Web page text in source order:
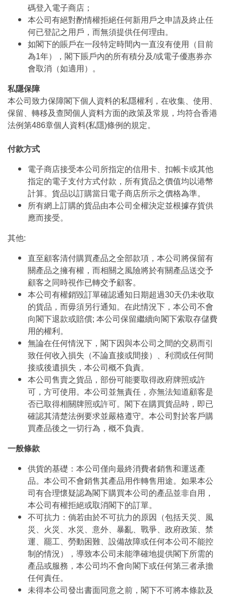
碼登入電子商店；
本公司有絕對酌情權拒絕任何新用戶之申請及終止任
何已登記之用戶，而無須提供任何理由。
如閣下的賬戶在一段特定時間內一直沒有使用（目前
為1年），閣下賬戶內的所有積分及/或電子優惠券亦
會取消（如適用）。
私隱保障
本公司致力保障閣下個人資料的私隱權利，在收集、使用、
保留、轉移及查閱個人資料方面的政策及常規，均符合香港
法例第486章個人資料(私隱)條例的規定。
付款方式
電子商店接受本公司所指定的信用卡、扣帳卡或其他
指定的電子支付方式付款，所有貨品之價值均以港幣
計算。貨品以訂購當日電子商店所示之價格為準。
所有網上訂購的貨品由本公司全權決定並根據存貨供
應而接受。
其他:
直至顧客清付購買產品之全部款項，本公司將保留有
關產品之擁有權，而相關之風險將於有關產品送交予
顧客之同時視作已轉交予顧客。
本公司有權銷毀訂單確認通知日期超過30天仍未收取
的貨品，而毋須另行通知。在此情況下，本公司不會
向閣下退款或賠償; 本公司保留繼續向閣下索取存儲費
用的權利。
無論在任何情況下，閣下因與本公司之間的交易而引
致任何收入損失（不論直接或間接）、利潤或任何間
接或後遺損失，本公司概不負責。
本公司售賣之貨品，部份可能要取得政府牌照或許
可，方可使用。本公司並無責任，亦無法知道顧客是
否已取得相關牌照或許可。閣下在購買貨品時，即已
確認其清楚法例要求並嚴格遵守。本公司對於客戶購
買產品後之一切行為，概不負責。
一般條款
供貨的基礎：本公司僅向最終消費者銷售和運送產
品。本公司不會銷售其產品用作轉售用途。如果本公
司有合理懷疑認為閣下購買本公司的產品並非自用，
本公司有權拒絕或取消閣下的訂單。
不可抗力：倘若由於不可抗力的原因（包括天災、風
災、火災、水災、意外、暴亂、戰爭、政府政策、禁
運、罷工、勞動困難、設備故障或任何本公司不能控
制的情況），導致本公司未能準確地提供閣下所需的
產品或服務，本公司均不會向閣下或任何第三者承擔
任何責任。
未得本公司發出書面同意之前，閣下不可將本條款及